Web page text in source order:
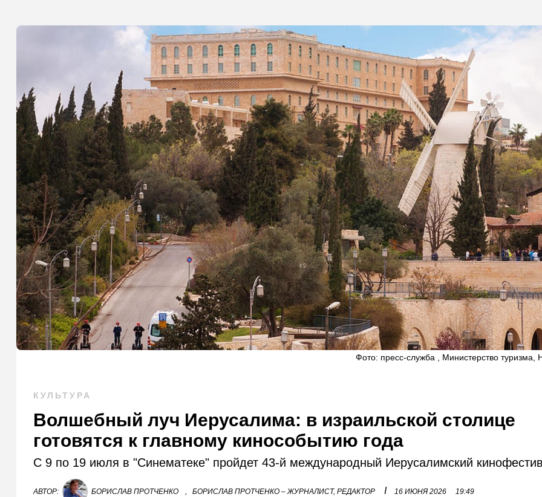
Фото: пресс-служба , Министерство туризма,
КУЛЬТУРА
Волшебный луч Иерусалима: в израильской столице
готовятся к главному кинособытию года
С 9 по 19 июля в "Синематеке" пройдет 43-й международный Иерусалимский
АВТОР: БОРИСЛАВ ПРОТЧЕНКО , БОРИСЛАВ ПРОТЧЕНКО – ЖУРНАЛИСТ, РЕДАКТОР I 16 ИЮНЯ 2026 19:49